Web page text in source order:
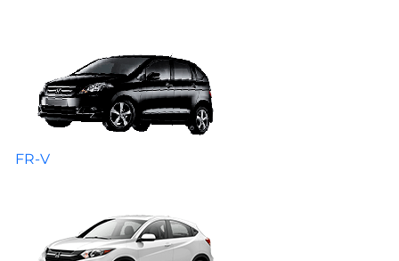
FR-V